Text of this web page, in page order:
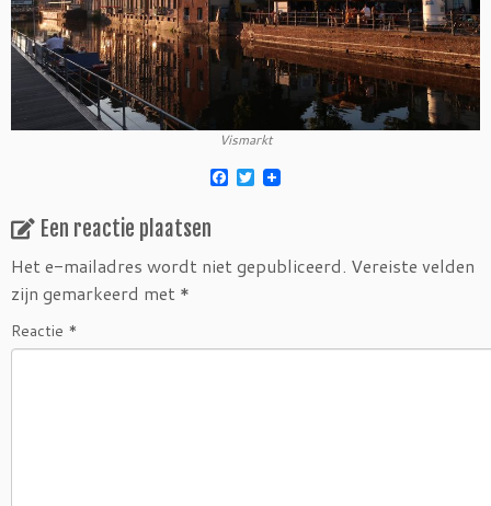
Vismarkt
F
o
T
w
e
r
Een reactie plaatsen
Het e-mailadres wordt niet gepubliceerd. Vereiste velden
zijn gemarkeerd met *
Reactie *